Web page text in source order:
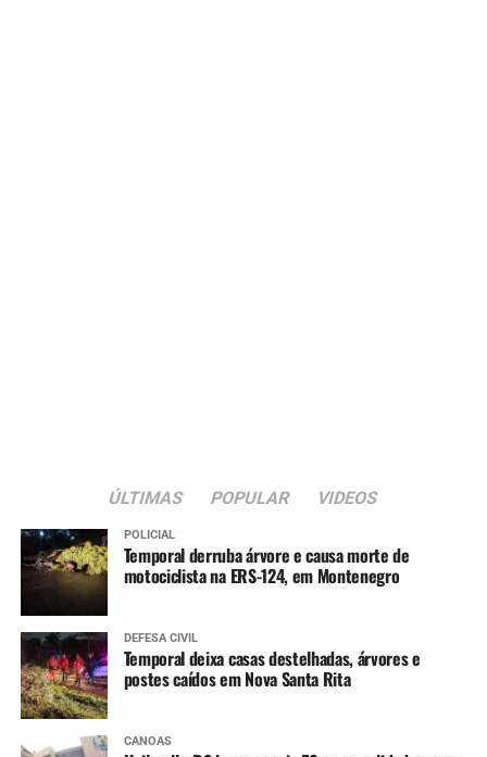
institucional.
ÚLTIMAS POPULAR VIDEOS
POLICIAL
Temporal derruba árvore e causa morte de
motociclista na ERS-124, em Montenegro
DEFESA CIVIL
Temporal deixa casas destelhadas, árvores e
postes caídos em Nova Santa Rita
CANOAS